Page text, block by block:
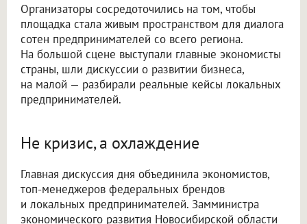
Организаторы сосредоточились на том, чтобы
площадка стала живым пространством для диалога
сотен предпринимателей со всего региона.
На большой сцене выступали главные экономисты
страны, шли дискуссии о развитии бизнеса,
на малой — разбирали реальные кейсы локальных
предпринимателей.
Не кризис, а охлаждение
Главная дискуссия дня объединила экономистов,
топ-менеджеров федеральных брендов
и локальных предпринимателей. Замминистра
экономического развития Новосибирской области